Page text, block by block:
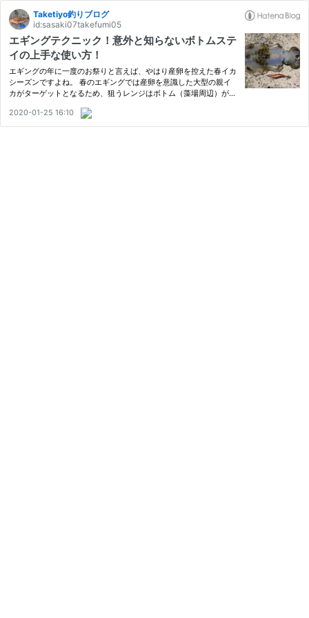
Taketiyo釣りブログ
id:sasaki07takefumi05
エギングテクニック！意外と知らないボトムステ
イの上手な使い方！
エギングの年に一度のお祭りと言えば、やはり産卵を控えた春イカ
シーズンですよね。 春のエギングでは産卵を意識した大型の親イ
カがターゲットとなるため、狙うレンジはボトム（藻場周辺）が中
ングシーズンでコンスタントに釣果を出している模様です。 さて
今…
2020-01-25 16:10